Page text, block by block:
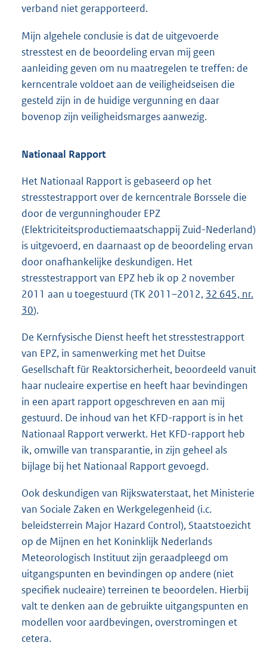
verband niet gerapporteerd.
Mijn algehele conclusie is dat de uitgevoerde
stresstest en de beoordeling ervan mij geen
aanleiding geven om nu maatregelen te treffen: de
kerncentrale voldoet aan de veiligheidseisen die
gesteld zijn in de huidige vergunning en daar
bovenop zijn veiligheidsmarges aanwezig.
Nationaal Rapport
Het Nationaal Rapport is gebaseerd op het
stresstestrapport over de kerncentrale Borssele die
door de vergunninghouder EPZ
(Elektriciteitsproductiemaatschappij Zuid-Nederland)
is uitgevoerd, en daarnaast op de beoordeling ervan
door onafhankelijke deskundigen. Het
stresstestrapport van EPZ heb ik op 2 november
2011 aan u toegestuurd (TK 2011–2012, 32 645, nr.
30).
De Kernfysische Dienst heeft het stresstestrapport
van EPZ, in samenwerking met het Duitse
Gesellschaft für Reaktorsicherheit, beoordeeld vanuit
haar nucleaire expertise en heeft haar bevindingen
in een apart rapport opgeschreven en aan mij
gestuurd. De inhoud van het KFD-rapport is in het
Nationaal Rapport verwerkt. Het KFD-rapport heb
ik, omwille van transparantie, in zijn geheel als
bijlage bij het Nationaal Rapport gevoegd.
Ook deskundigen van Rijkswaterstaat, het Ministerie
van Sociale Zaken en Werkgelegenheid (i.c.
beleidsterrein Major Hazard Control), Staatstoezicht
op de Mijnen en het Koninklijk Nederlands
Meteorologisch Instituut zijn geraadpleegd om
uitgangspunten en bevindingen op andere (niet
specifiek nucleaire) terreinen te beoordelen. Hierbij
valt te denken aan de gebruikte uitgangspunten en
modellen voor aardbevingen, overstromingen et
cetera.